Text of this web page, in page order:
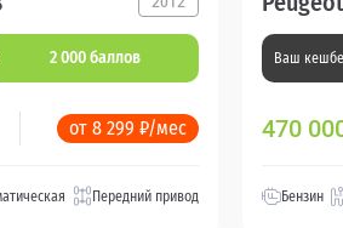
2 000 баллов
от 8 299 ₽/мес
Передний привод
Ваш
470
Бензин